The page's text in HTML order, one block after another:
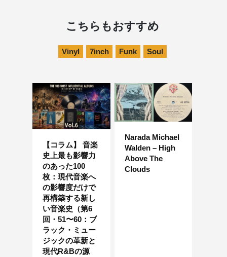
こちらもおすすめ
Vinyl 7inch Funk Soul
【コラム】 音楽
史上最も影響力
のあった100
枚：現代音楽へ
の影響度だけで
再構築する新し
い音楽史（第6
回・51〜60：ブ
ラック・ミュー
ジックの革新と
現代R&Bの源
Narada Michael
Walden – High
Above The
Clouds